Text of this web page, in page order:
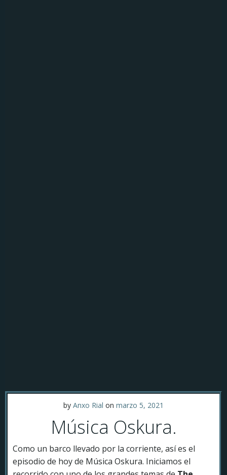
by Anxo Rial on marzo 5, 2021
Música Oskura.
Como un barco llevado por la corriente, así es el
episodio de hoy de Música Oskura. Iniciamos el